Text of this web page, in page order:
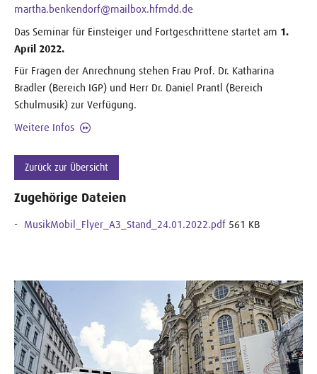
martha.benkendorf@mailbox.hfmdd.de
Das Seminar für Einsteiger und Fortgeschrittene startet am 1.
April 2022.
Für Fragen der Anrechnung stehen Frau Prof. Dr. Katharina
Bradler (Bereich IGP) und Herr Dr. Daniel Prantl (Bereich
Schulmusik) zur Verfügung.
Weitere Infos
Zurück zur Übersicht
Zugehörige Dateien
MusikMobil_Flyer_A3_Stand_24.01.2022.pdf 561 KB